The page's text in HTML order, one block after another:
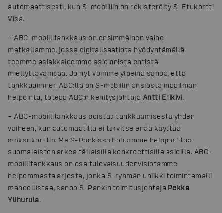
automaattisesti, kun S-mobiiliin on rekisteröity S-Etukortti
Visa.
– ABC-mobiilitankkaus on ensimmäinen vaihe
matkallamme, jossa digitalisaatiota hyödyntämällä
teemme asiakkaidemme asioinnista entistä
miellyttävämpää. Jo nyt voimme ylpeinä sanoa, että
tankkaaminen ABC:llä on S-mobiilin ansiosta maailman
helpointa, toteaa ABC:n kehitysjohtaja Antti Erikivi.
– ABC-mobiilitankkaus poistaa tankkaamisesta yhden
vaiheen, kun automaatilla ei tarvitse enää käyttää
maksukorttia. Me S-Pankissa haluamme helppouttaa
suomalaisten arkea tällaisilla konkreettisilla asioilla. ABC-
mobiilitankkaus on osa tulevaisuudenvisiotamme
helpommasta arjesta, jonka S-ryhmän uniikki toimintamalli
mahdollistaa, sanoo S-Pankin toimitusjohtaja Pekka
Ylihurula.